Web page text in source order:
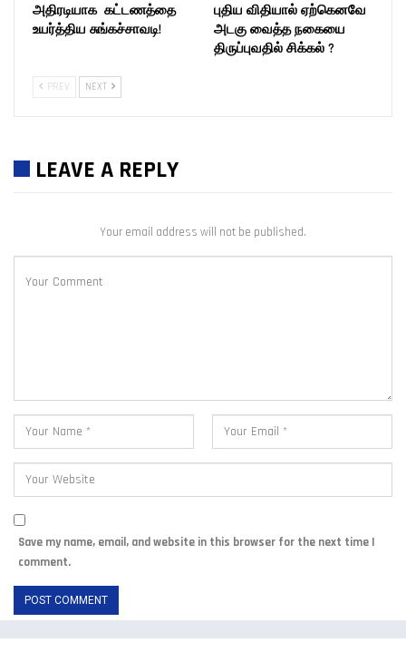
அதிரடியாக கட்டணத்தை
உயர்த்திய சுங்கச்சாவடி!
புதிய விதியால் ஏற்கெனவே
அடகு வைத்த நகையை
திருப்புவதில் சிக்கல் ?
PREV NEXT
LEAVE A REPLY
Your email address will not be published.
Save my name, email, and website in this browser for the next time I
comment.